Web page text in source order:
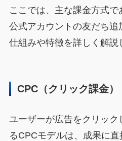
ここでは、主な課金方式
公式アカウントの友だち
仕組みや特徴を詳しく解説
CPC（クリック課金）
ユーザーが広告をクリック
るCPCモデルは、成果に